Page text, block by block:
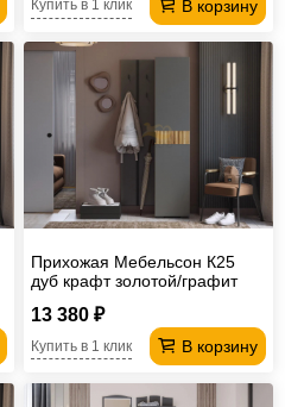
В корзину
Купить в 1 клик
Прихожая Мебельсон К25
дуб крафт золотой/графит
13 380 ₽
В корзину
Купить в 1 клик